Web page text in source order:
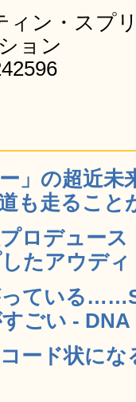
ィン・スプ
ョン
」の超近
も走ること
ロデュー
たアウデ
ている
ごい - DNA
ード状に